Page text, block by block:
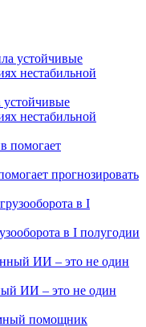
нестабильной
прогнозировать
в I полугодии
ИИ – это не один